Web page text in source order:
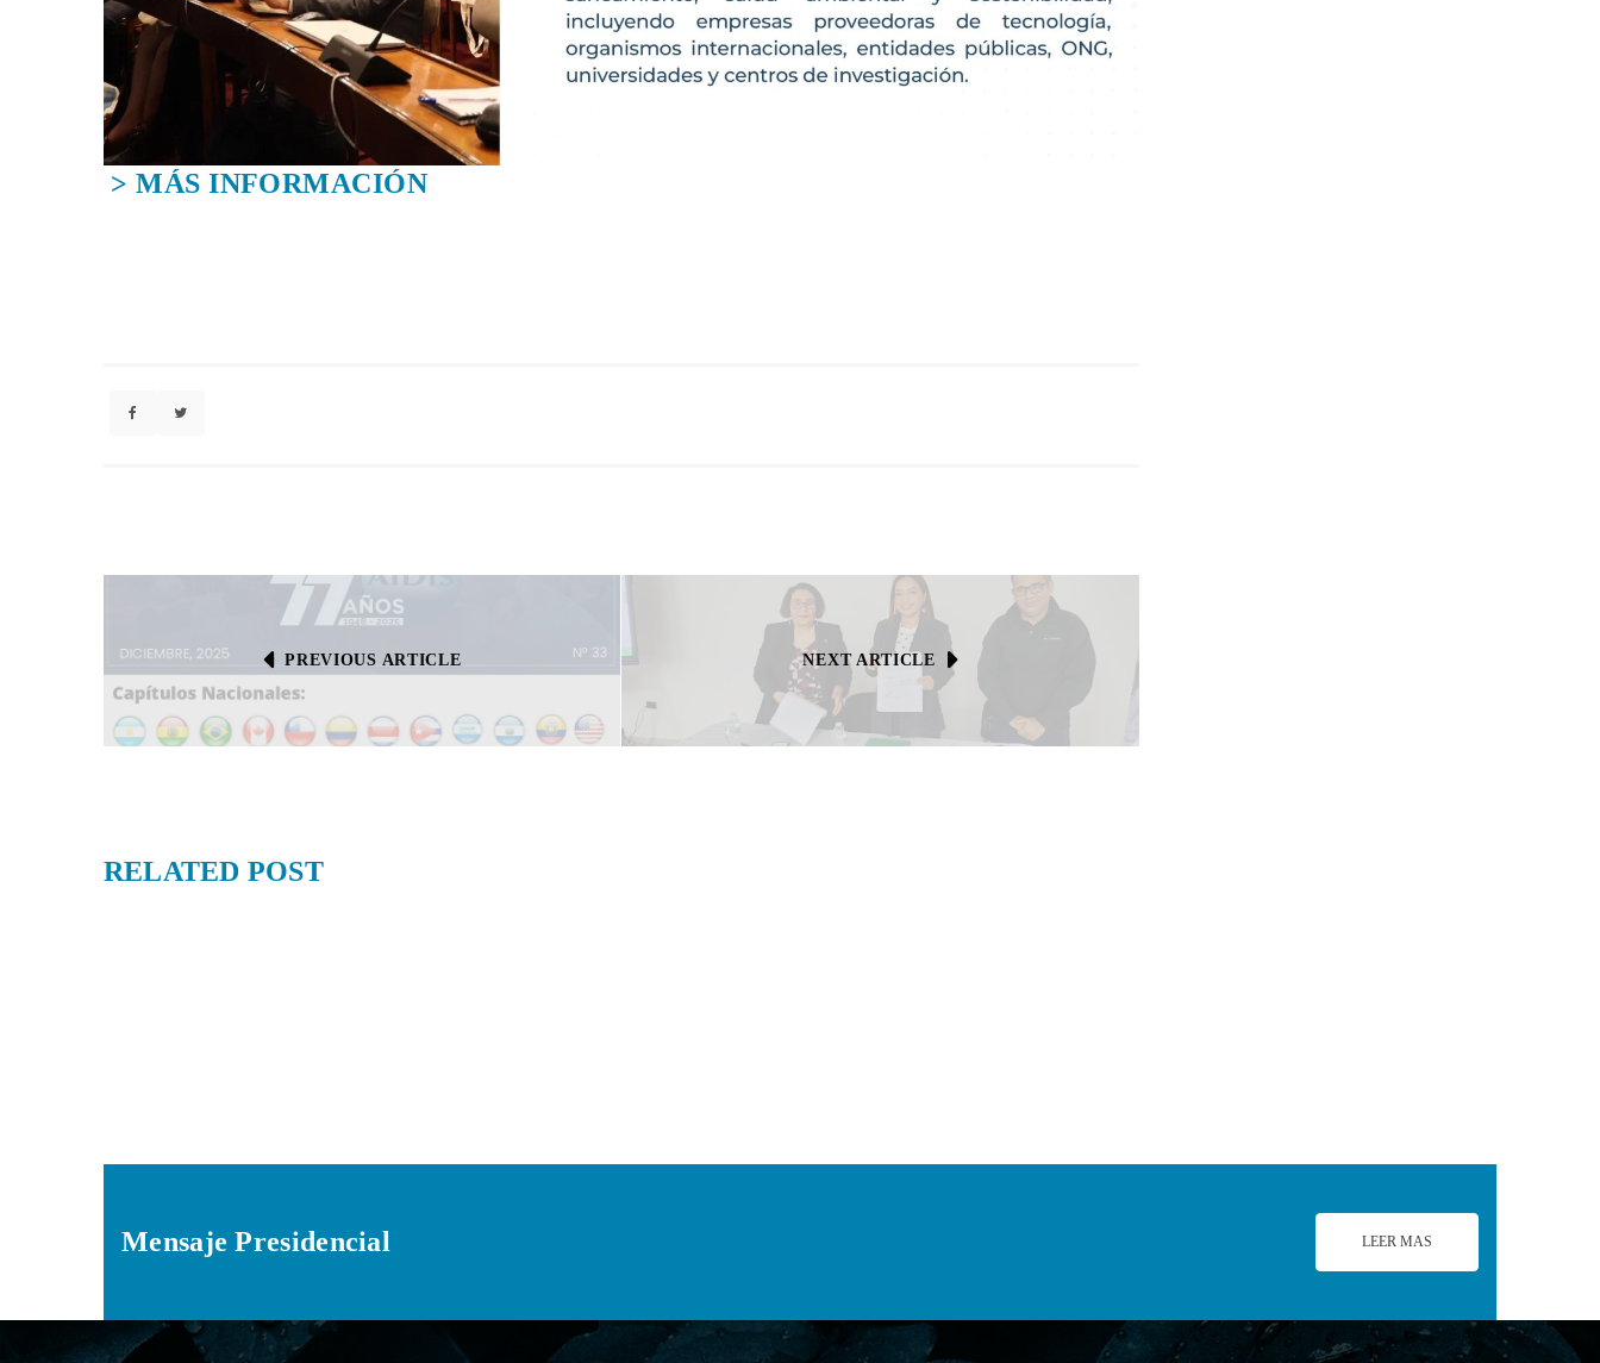
> MÁS INFORMACIÓN
PREVIOUS ARTICLE NEXT ARTICLE
RELATED POST
Mensaje Presidencial LEER MAS